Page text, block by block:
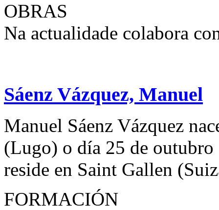
OBRAS
Na actualidade colabora
Sáenz Vázquez, Manuel
Manuel Sáenz Vázquez
(Lugo) o día 25 de outubro
reside en Saint Gallen
FORMACIÓN